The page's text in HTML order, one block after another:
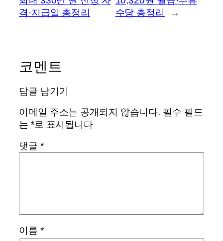
격·지급일 총정리
수당 총정리
→
코멘트
답글 남기기
이메일 주소는 공개되지 않습니다. 필수 필드
는 *로 표시됩니다
댓글 *
이름 *